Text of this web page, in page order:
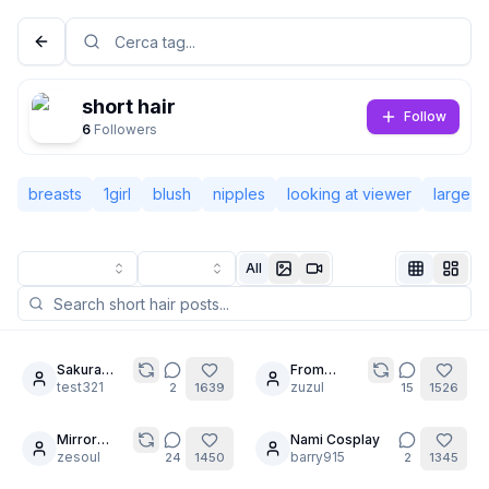
Visualizzazione Classica Compatta
short hair
6 Followers
Follow
breasts 1girl blush nipples looking at viewer large
All
9Sakura
femdom
test321 2 1639
20
From
mermaid to
zuzul 15 1526
21
Mirror
selfie test
zesoul 24 1450
20
Nami Cosplay
barry915
2 1345